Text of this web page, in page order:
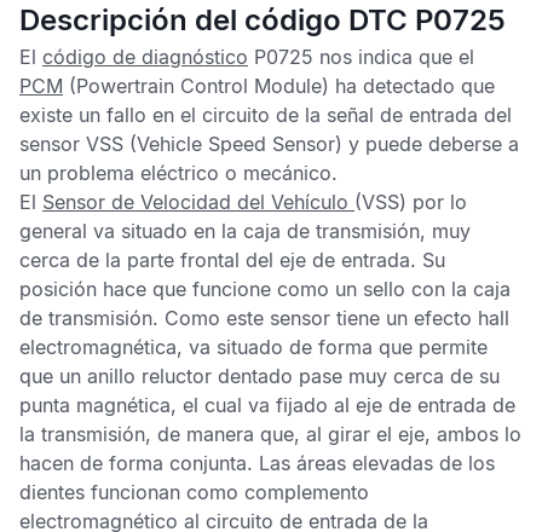
Descripción del código DTC P0725
El código de diagnóstico P0725 nos indica que el
PCM (Powertrain Control Module) ha detectado que
existe un fallo en el circuito de la señal de entrada del
sensor VSS (Vehicle Speed Sensor) y puede deberse a
un problema eléctrico o mecánico.
El Sensor de Velocidad del Vehículo (VSS) por lo
general va situado en la caja de transmisión, muy
cerca de la parte frontal del eje de entrada. Su
posición hace que funcione como un sello con la caja
de transmisión. Como este sensor tiene un efecto hall
electromagnética, va situado de forma que permite
que un anillo reluctor dentado pase muy cerca de su
punta magnética, el cual va fijado al eje de entrada de
la transmisión, de manera que, al girar el eje, ambos lo
hacen de forma conjunta. Las áreas elevadas de los
dientes funcionan como complemento
electromagnético al circuito de entrada de la